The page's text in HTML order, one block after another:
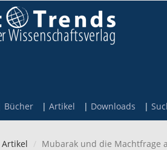
Bücher Artikel Downloads
Artikel Mubarak und die Machtfrage